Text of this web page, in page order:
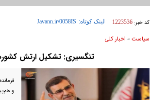
کد خبر: 1223536 لینک کوتاه:
سیاست» اخبار کلی
تنگسیری: تشکیل ارتش
و